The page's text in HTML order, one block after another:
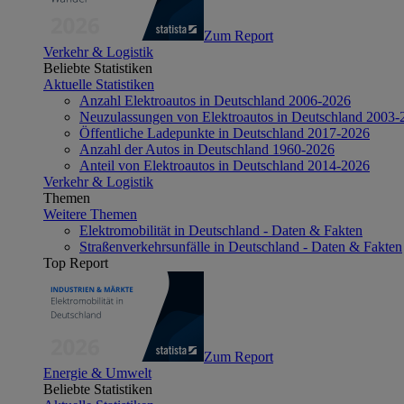
Zum Report
Verkehr & Logistik
Beliebte Statistiken
Aktuelle Statistiken
Anzahl Elektroautos in Deutschland 2006-2026
Neuzulassungen von Elektroautos in Deutschland 2003-
Öffentliche Ladepunkte in Deutschland 2017-2026
Anzahl der Autos in Deutschland 1960-2026
Anteil von Elektroautos in Deutschland 2014-2026
Verkehr & Logistik
Themen
Weitere Themen
Elektromobilität in Deutschland - Daten & Fakten
Straßenverkehrsunfälle in Deutschland - Daten & Fakten
Top Report
Zum Report
Energie & Umwelt
Beliebte Statistiken